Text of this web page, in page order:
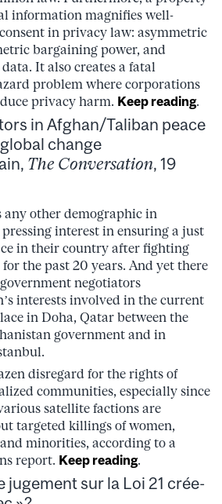
information magnifies well-
in privacy law: asymmetric
bargaining power, and
It also creates a fatal
problem where corporations
privacy harm. Keep reading.
in Afghan/Taliban peace
change
The Conversation, 19
any other demographic in
interest in ensuring a just
in their country after fighting
the past 20 years. And yet there
negotiators
interests involved in the current
in Doha, Qatar between the
government and in
disregard for the rights of
communities, especially since
satellite factions are
targeted killings of women,
minorities, according to a
report. Keep reading.
jugement sur la Loi 21 crée-